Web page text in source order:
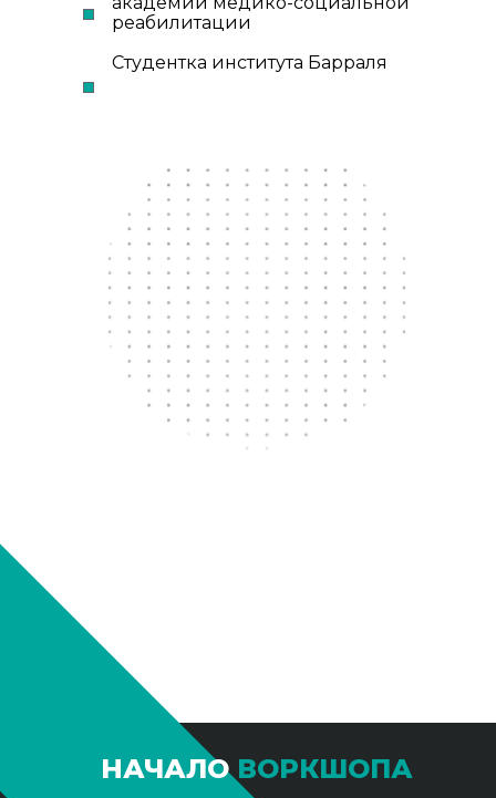
реабилитации
Студентка института Барраля
НАЧАЛОВОРКШОПА
ООО «НАЦИОНАЛЬНЫЙ ОБРАЗОВАТЕЛЬНЫЙ
ЦЕНТР ФИТНЕСА И ЗДОРОВЬЯ»
ООО "Банк Точка"
БИК: 044525104
К/С: 30101810745374525104
Р/С: 40702810320000252304
Договор-оферта
© Все права защищены. 2021-2026
Персональные данные тренеров Национального образовательного
центра фитнеса и здоровья размещены на сайте с их согласия.
Посетителям сайта разрешено исключительно ознакомление
с указанными данными (доступ). Копирование, дальнейшее
использование запрещены"